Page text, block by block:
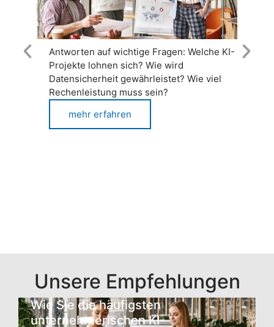
Antworten auf wichtige Fragen: Welche KI-
Projekte lohnen sich? Wie wird
Datensicherheit gewährleistet? Wie viel
Rechenleistung muss sein?
mehr erfahren
Unsere Empfehlungen
Wie Sie die häufigsten
unternehmerischen KI-